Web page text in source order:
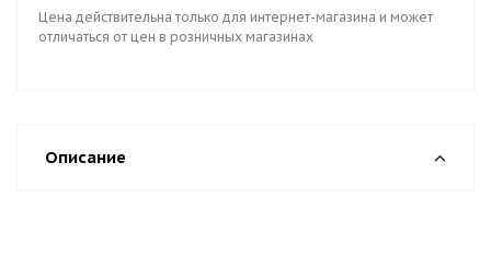
Цена действительна только для интернет-магазина и может
отличаться от цен в розничных магазинах
Описание